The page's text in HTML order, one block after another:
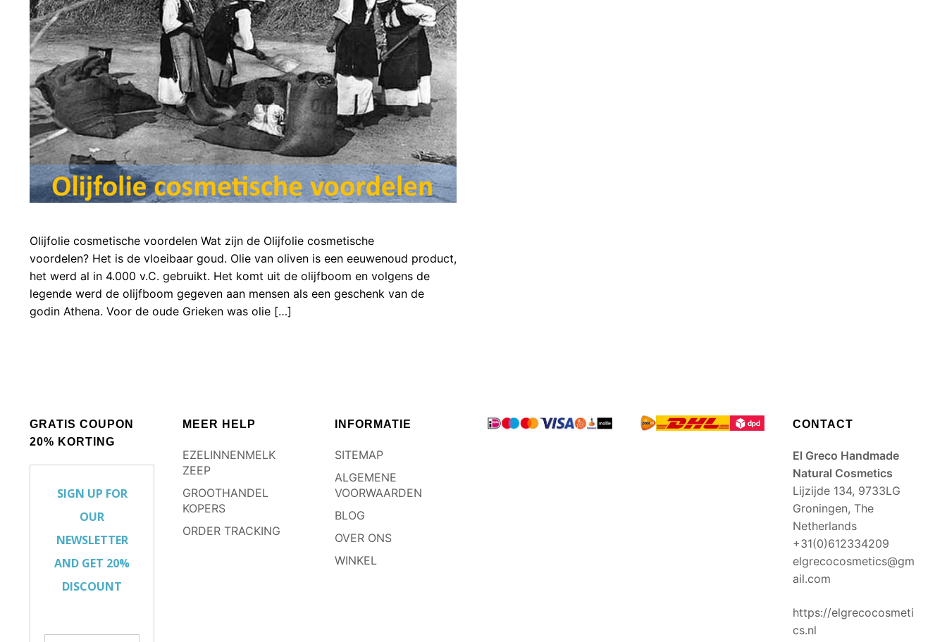
Olijfolie cosmetische voordelen Wat zijn de Olijfolie cosmetische
voordelen? Het is de vloeibaar goud. Olie van oliven is een eeuwenoud product,
het werd al in 4.000 v.C. gebruikt. Het komt uit de olijfboom en volgens de
legende werd de olijfboom gegeven aan mensen als een geschenk van de
godin Athena. Voor de oude Grieken was olie […]
GRATIS COUPON
20% KORTING
MEER HELP
EZELINNENMELK
ZEEP
GROOTHANDEL
KOPERS
ORDER TRACKING
INFORMATIE
SITEMAP
ALGEMENE
VOORWAARDEN
BLOG
OVER ONS
WINKEL
CONTACT
El Greco Handmade
Natural Cosmetics
Lijzijde 134, 9733LG
Groningen, The
Netherlands
+31(0)612334209
elgrecocosmetics@gm
ail.com
https://elgrecocosmeti
cs.nl